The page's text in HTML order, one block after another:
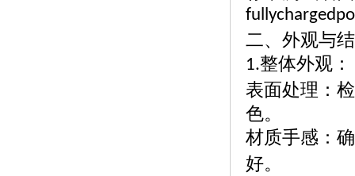
二、外观与
1.整体外观：
表面处理：
色。
材质手感：
好。